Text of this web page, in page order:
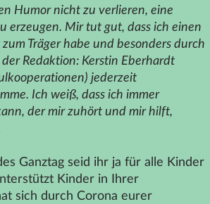
Humor nicht zu verlieren, eine
erzeugen. Mir tut gut, dass ich einen
Träger habe und besonders durch
Redaktion: Kerstin Eberhardt
jederzeit
Ich weiß, dass ich immer
der mir zuhört und mir hilft,
Ganztag seid ihr ja für alle Kinder
Kinder in Ihrer
sich durch Corona eurer